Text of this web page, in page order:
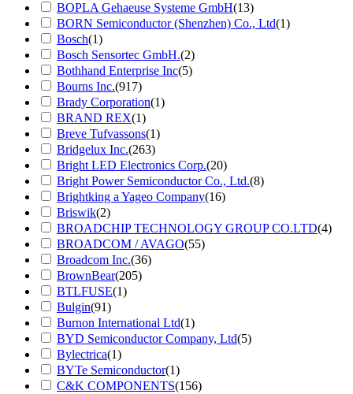
BOPLA Gehaeuse Systeme GmbH(13)
BORN Semiconductor (Shenzhen) Co., Ltd(1)
Bosch(1)
Bosch Sensortec GmbH.(2)
Bothhand Enterprise Inc(5)
Bourns Inc.(917)
Brady Corporation(1)
BRAND REX(1)
Breve Tufvassons(1)
Bridgelux Inc.(263)
Bright LED Electronics Corp.(20)
Bright Power Semiconductor Co., Ltd.(8)
Brightking a Yageo Company(16)
Briswik(2)
BROADCHIP TECHNOLOGY GROUP CO.LTD(4)
BROADCOM / AVAGO(55)
Broadcom Inc.(36)
BrownBear(205)
BTLFUSE(1)
Bulgin(91)
Burnon International Ltd(1)
BYD Semiconductor Company, Ltd(5)
Bylectrica(1)
BYTe Semiconductor(1)
C&K COMPONENTS(156)